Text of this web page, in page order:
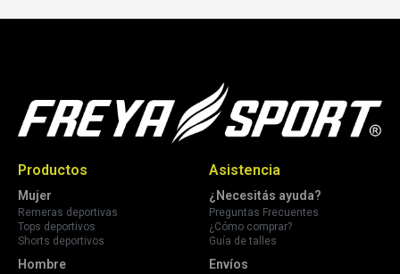
Productos
Mujer
Remeras deportivas
Tops deportivos
Shorts deportivos
Hombre
Asistencia
¿Necesitás ayuda?
Preguntas Frecuentes
¿Cómo comprar?
Guía de talles
Envíos